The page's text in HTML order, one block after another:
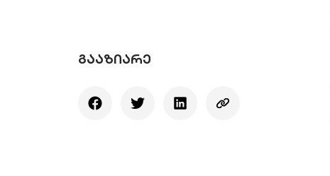
ᲒᲐᲐᲖᲘᲐᲠᲔ